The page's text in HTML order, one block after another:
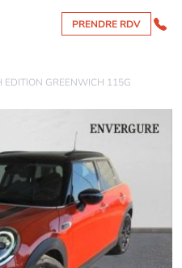
PRENDRE RDV
EDITION GREENWICH 115G